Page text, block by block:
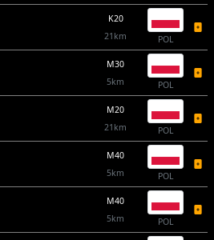
K20
21km
POL
M30
5km
POL
M20
21km
POL
M40
5km
POL
M40
5km
POL